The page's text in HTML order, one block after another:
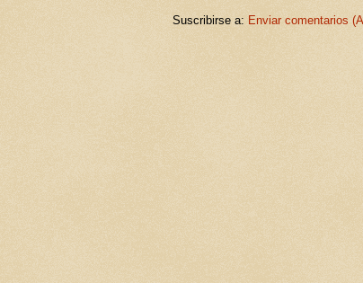
Suscribirse a: Enviar comentarios